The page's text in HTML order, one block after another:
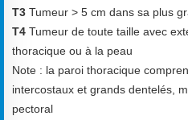
T3 Tumeur > 5 cm dans sa plus
T4 Tumeur de toute taille avec
thoracique ou à la peau
Note : la paroi thoracique
intercostaux et grands dentelés,
pectoral